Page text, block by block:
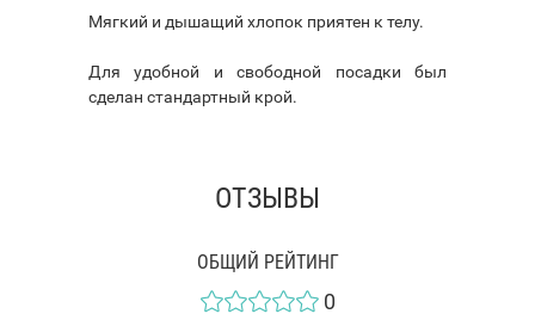
Мягкий и дышащий хлопок приятен к телу.
Для удобной и свободной посадки был
сделан стандартный крой.
ОТЗЫВЫ
ОБЩИЙ РЕЙТИНГ
0